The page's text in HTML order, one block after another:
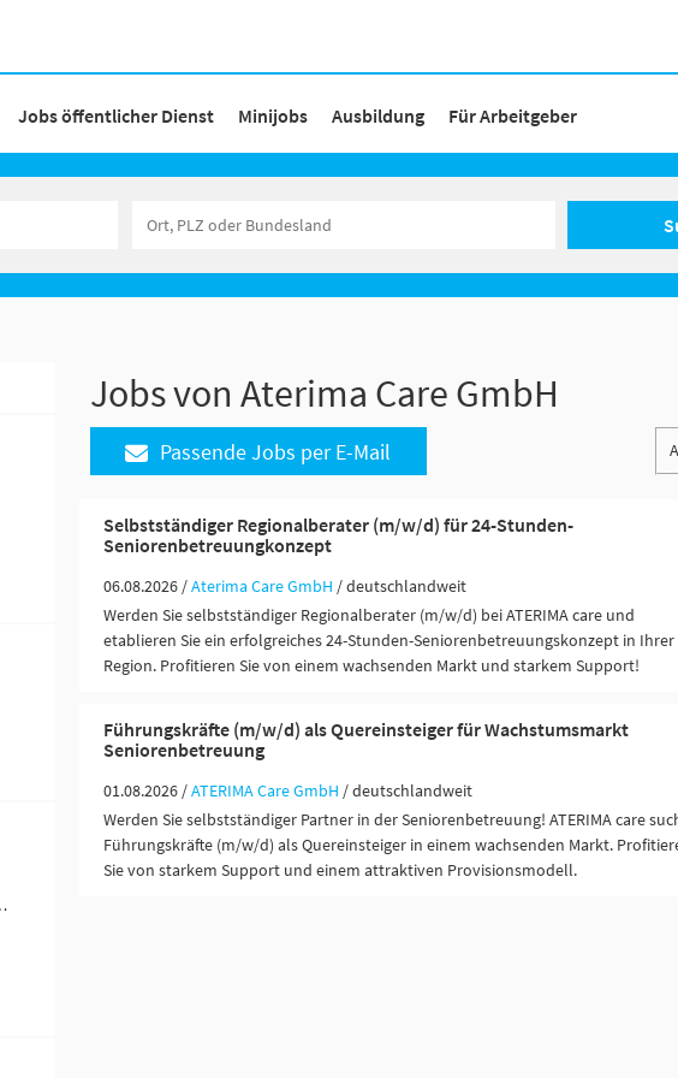
Jobs öffentlicher Dienst Minijobs Ausbildung Für Arbeitgeber
(2)
Jobs von Aterima Care GmbH
Passende Jobs per E-Mail
Selbstständiger Regionalberater (m/w/d) für 24-Stunden-
Seniorenbetreuungkonzept
06.08.2026 /Aterima Care GmbH / deutschlandweit
Werden Sie selbstständiger Regionalberater (m/w/d) bei ATERIMA care und
etablieren Sie ein erfolgreiches 24-Stunden-Seniorenbetreuungskonzept in Ihrer
Region. Profitieren Sie von einem wachsenden Markt und starkem Support!
Führungskräfte (m/w/d) als Quereinsteiger für Wachstumsmarkt
Seniorenbetreuung
01.08.2026 /ATERIMA Care GmbH / deutschlandweit
Werden Sie selbstständiger Partner in der Seniorenbetreuung! ATERIMA care
Führungskräfte (m/w/d) als Quereinsteiger in einem wachsenden Markt.
Sie von starkem Support und einem attraktiven Provisionsmodell.